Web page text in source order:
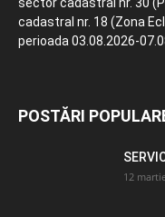
sector cadastral nr. 30
cadastral nr. 18 (Zona
perioada 03.08.2026-
POSTĂRI
12